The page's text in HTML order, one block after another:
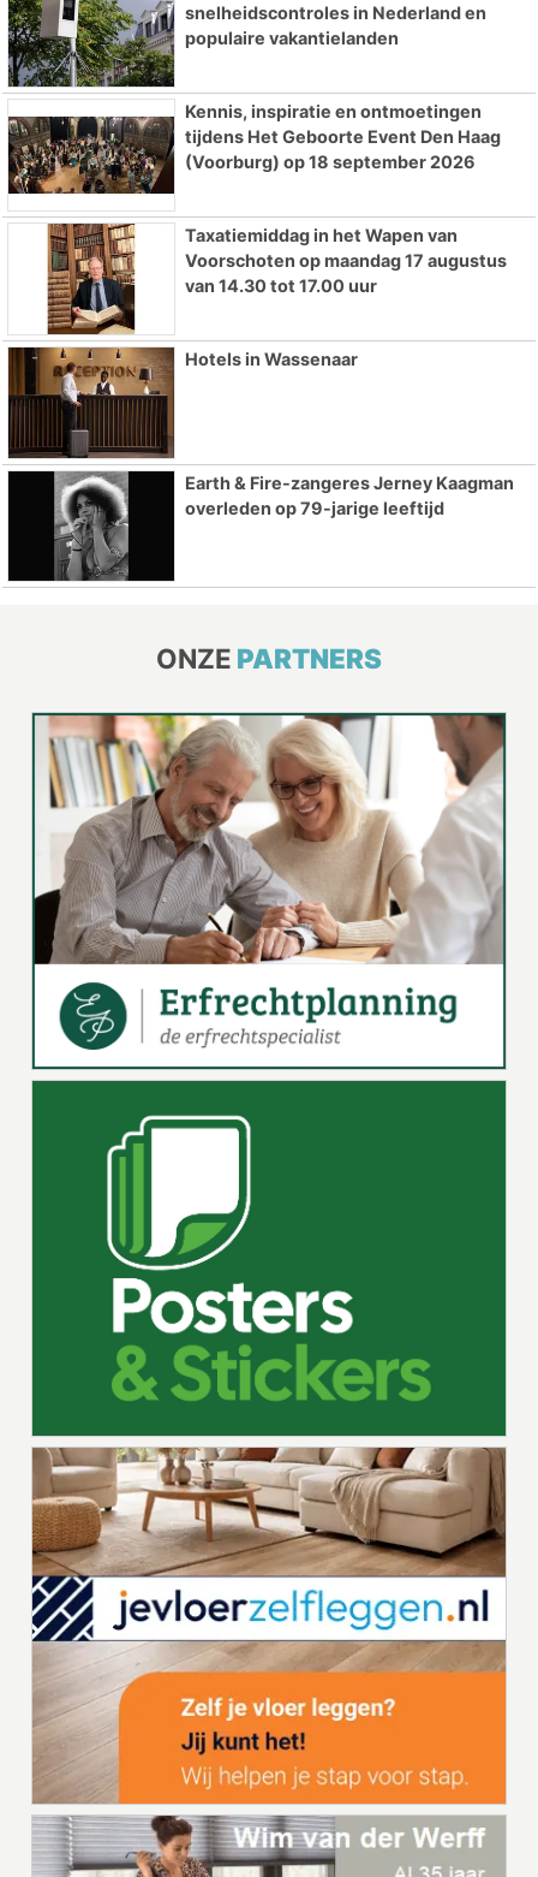
snelheidscontroles in Nederland en
populaire vakantielanden
Kennis, inspiratie en ontmoetingen
tijdens Het Geboorte Event Den Haag
(Voorburg) op 18 september 2026
Taxatiemiddag in het Wapen van
Voorschoten op maandag 17 augustus
van 14.30 tot 17.00 uur
Hotels in Wassenaar
Earth & Fire-zangeres Jerney Kaagman
overleden op 79-jarige leeftijd
ONZE PARTNERS